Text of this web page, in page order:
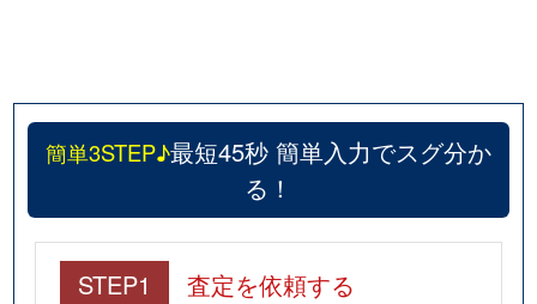
簡単3STEP♪最短45秒 簡単入力でスグ分か
る！
STEP1 査定を依頼する